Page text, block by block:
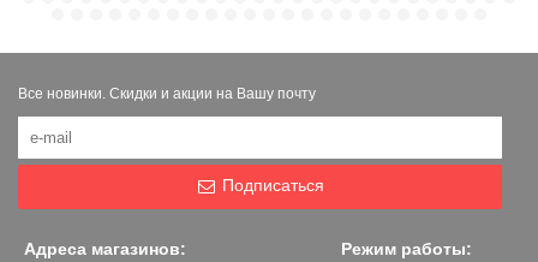
Все новинки. Скидки и акции на Вашу почту
Подписаться
Адреса магазинов: Режим работы: